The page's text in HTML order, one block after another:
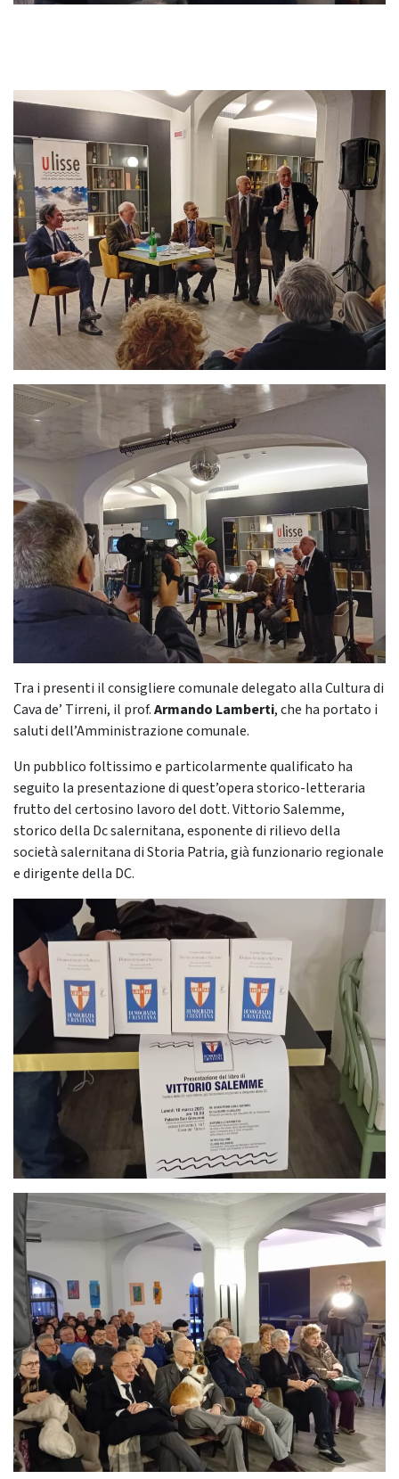
Tra i presenti il consigliere comunale delegato alla Cultura di
Cava de’ Tirreni, il prof.Armando Lamberti, che ha portato i
saluti dell’Amministrazione comunale.
Un pubblico foltissimo e particolarmente qualificato ha
seguito la presentazione di quest’opera storico-letteraria
frutto del certosino lavoro del dott. Vittorio Salemme,
storico della Dc salernitana, esponente di rilievo della
società salernitana di Storia Patria, già funzionario regionale
e dirigente della DC.